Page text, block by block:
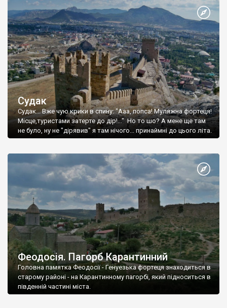
Судак
Судак... Вже чую крики в спину: "Ааа, попса! Муляжна фортеця!
Місце,туристами затерте до дір!..." Но то шо? А мене ще там
не було, ну не "дірявив" я там нічого... принаймні до цього літа.
Феодосія. Пагорб Карантинний
Головна памятка Феодосії - Генуезька фортеця знаходиться в
старому районі - на Карантинному пагорбі, який підноситься в
південній частині міста.